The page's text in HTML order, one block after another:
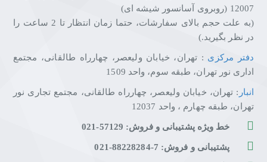
12007 (روبروی آسانسور شیشه ای)
(به علت حجم بالای سفارشات، حتما زمان انتظار تا 2 ساعت را
در نظر بگیرید.)
دفتر مرکزی : تهران، خیابان ولیعصر، چهارراه طالقانی، مجتمع
اداری نور تهران، طبقه سوم، واحد 1509
انبار : تهران، خیابان ولیعصر، چهارراه طالقانی، مجتمع تجاری نور
تهران، طبقه چهارم ، واحد 12037
خط ویژه پشتیبانی و فروش: 57129-021
پشتیبانی و فروش: 7-88228284-021